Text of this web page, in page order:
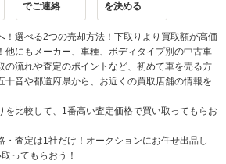
でご連絡
を決める
！選べる2つの売却方法！下取りより買取額が高価
他にもメーカー、車種、ボディタイプ別の中古車
の流れや査定のポイントなど、初めて車を売る方
十音や都道府県から、お近くの買取店舗の情報を
を比較して、1番高い査定価格で買い取ってもらお
・査定は1社だけ！オークションにお任せ出品し
ってもらおう！